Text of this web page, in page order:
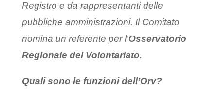
Registro e da rappresentanti delle
pubbliche amministrazioni. Il Comitato
nomina un referente per l’Osservatorio
Regionale del Volontariato.
Quali sono le funzioni dell’Orv?